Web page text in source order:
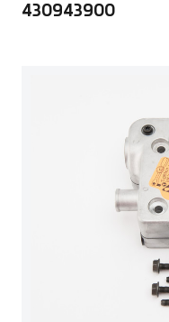
430943900